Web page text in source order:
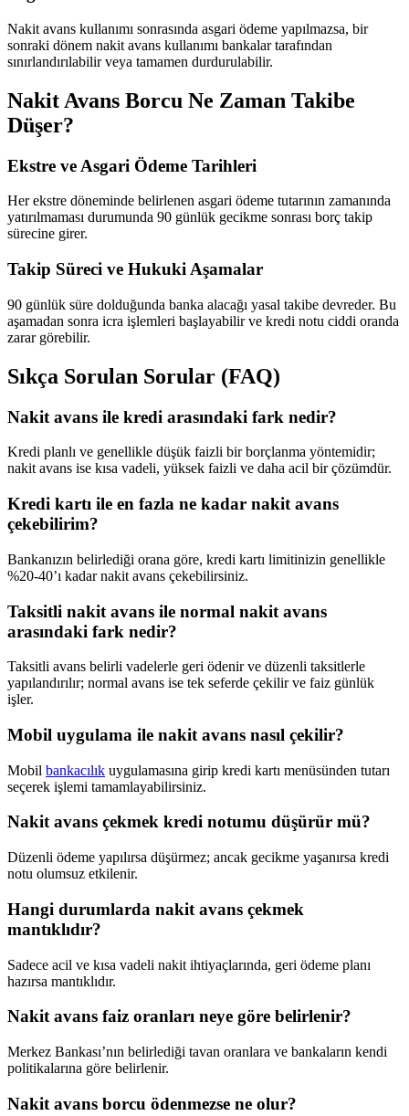
Nakit avans kullanımı sonrasında asgari ödeme yapılmazsa, bir
sonraki dönem nakit avans kullanımı bankalar tarafından
sınırlandırılabilir veya tamamen durdurulabilir.
Nakit Avans Borcu Ne Zaman Takibe
Düşer?
Ekstre ve Asgari Ödeme Tarihleri
Her ekstre döneminde belirlenen asgari ödeme tutarının zamanında
yatırılmaması durumunda 90 günlük gecikme sonrası borç takip
sürecine girer.
Takip Süreci ve Hukuki Aşamalar
90 günlük süre dolduğunda banka alacağı yasal takibe devreder. Bu
aşamadan sonra icra işlemleri başlayabilir ve kredi notu ciddi oranda
zarar görebilir.
Sıkça Sorulan Sorular (FAQ)
Nakit avans ile kredi arasındaki fark nedir?
Kredi planlı ve genellikle düşük faizli bir borçlanma yöntemidir;
nakit avans ise kısa vadeli, yüksek faizli ve daha acil bir çözümdür.
Kredi kartı ile en fazla ne kadar nakit avans
çekebilirim?
Bankanızın belirlediği orana göre, kredi kartı limitinizin genellikle
%20-40’ı kadar nakit avans çekebilirsiniz.
Taksitli nakit avans ile normal nakit avans
arasındaki fark nedir?
Taksitli avans belirli vadelerle geri ödenir ve düzenli taksitlerle
yapılandırılır; normal avans ise tek seferde çekilir ve faiz günlük
işler.
Mobil uygulama ile nakit avans nasıl çekilir?
Mobil bankacılık uygulamasına girip kredi kartı menüsünden tutarı
seçerek işlemi tamamlayabilirsiniz.
Nakit avans çekmek kredi notumu düşürür mü?
Düzenli ödeme yapılırsa düşürmez; ancak gecikme yaşanırsa kredi
notu olumsuz etkilenir.
Hangi durumlarda nakit avans çekmek
mantıklıdır?
Sadece acil ve kısa vadeli nakit ihtiyaçlarında, geri ödeme planı
hazırsa mantıklıdır.
Nakit avans faiz oranları neye göre belirlenir?
Merkez Bankası’nın belirlediği tavan oranlara ve bankaların kendi
politikalarına göre belirlenir.
Nakit avans borcu ödenmezse ne olur?